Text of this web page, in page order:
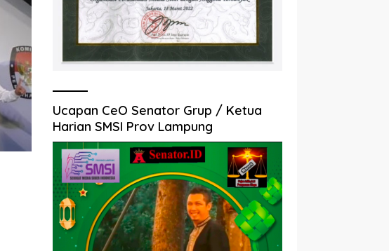
Ucapan CeO Senator Grup / Ketua
Harian SMSI Prov Lampung